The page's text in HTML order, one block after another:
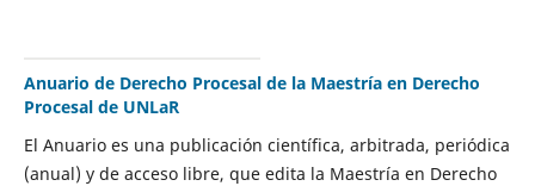
Anuario de Derecho Procesal de la Maestría en Derecho
Procesal de UNLaR
El Anuario es una publicación científica, arbitrada, periódica
(anual) y de acceso libre, que edita la Maestría en Derecho